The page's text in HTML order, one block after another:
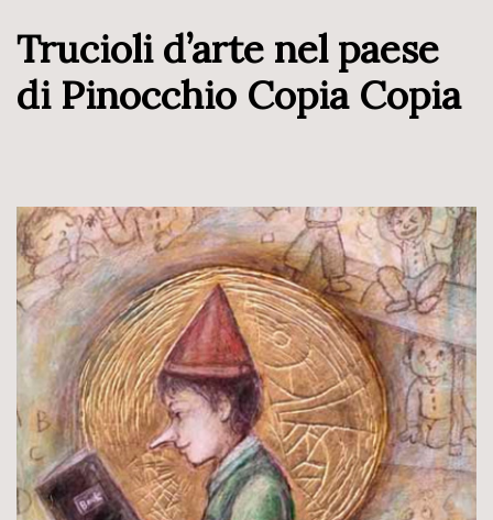
Trucioli d’arte nel paese
di Pinocchio Copia Copia